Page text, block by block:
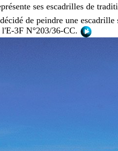
ses escadrilles de
de peindre une
3F N°203/36-CC.